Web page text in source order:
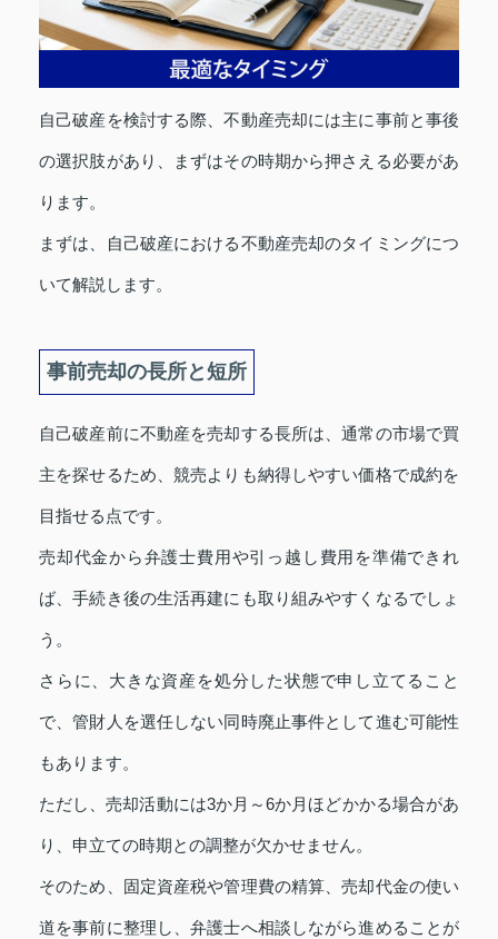
自己破産を検討する際、不動産売却には主に事前と事後
の選択肢があり、まずはその時期から押さえる必要があ
ります。
まずは、自己破産における不動産売却のタイミングにつ
いて解説します。
事前売却の長所と短所
自己破産前に不動産を売却する長所は、通常の市場で買
主を探せるため、競売よりも納得しやすい価格で成約を
目指せる点です。
売却代金から弁護士費用や引っ越し費用を準備できれ
ば、手続き後の生活再建にも取り組みやすくなるでしょ
う。
さらに、大きな資産を処分した状態で申し立てること
で、管財人を選任しない同時廃止事件として進む可能性
もあります。
ただし、売却活動には3か月～6か月ほどかかる場合があ
り、申立ての時期との調整が欠かせません。
そのため、固定資産税や管理費の精算、売却代金の使い
道を事前に整理し、弁護士へ相談しながら進めることが